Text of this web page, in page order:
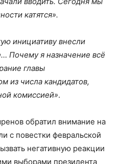
катятся».
инициативу внесли
Почему я назначение всё
главы
из числа кандидатов,
комиссией».
обратил внимание на
с повестки февральской
негативную реакции
выборами президента